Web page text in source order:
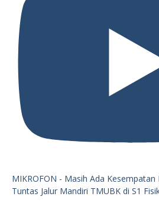
MIKROFON - Masih Ada Kesempatan
Tuntas Jalur Mandiri TMUBK di S1